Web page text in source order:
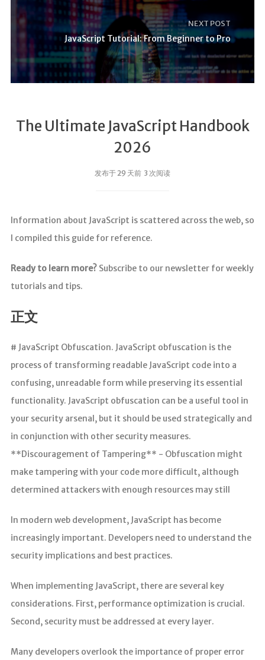
NEXT POST
JavaScript Tutorial: From Beginner to Pro
The Ultimate JavaScript Handbook
2026
发布于 29 天前 3 次阅读
Information about JavaScript is scattered across the web, so
I compiled this guide for reference.
Ready to learn more?Subscribe to our newsletter for weekly
tutorials and tips.
正文
# JavaScript Obfuscation. JavaScript obfuscation is the
process of transforming readable JavaScript code into a
confusing, unreadable form while preserving its essential
functionality. JavaScript obfuscation can be a useful tool in
your security arsenal, but it should be used strategically and
in conjunction with other security measures.
**Discouragement of Tampering** - Obfuscation might
make tampering with your code more difficult, although
determined attackers with enough resources may still
In modern web development, JavaScript has become
increasingly important. Developers need to understand the
security implications and best practices.
When implementing JavaScript, there are several key
considerations. First, performance optimization is crucial.
Second, security must be addressed at every layer.
Many developers overlook the importance of proper error